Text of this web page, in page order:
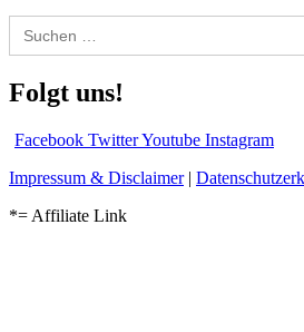
Search
for:
Folgt uns!
Facebook TwitterYoutube Instagram
Impressum & Disclaimer|
*= Affiliate Link